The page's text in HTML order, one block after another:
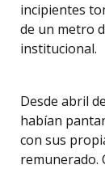
incipientes
de un metro
institucional.
Desde abril
habían
con sus
remunerado.